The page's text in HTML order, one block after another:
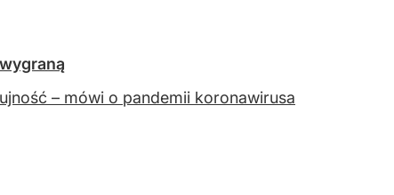
– mówi o pandemii koronawirusa